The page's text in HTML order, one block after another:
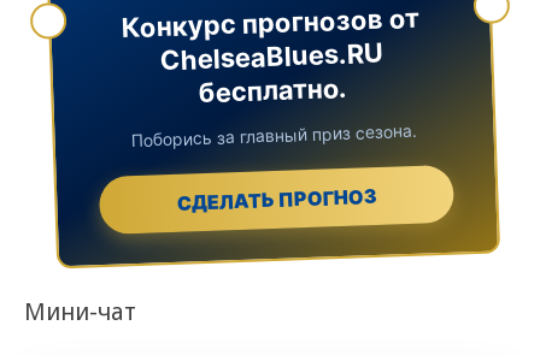
Конкурс прогнозов от
ChelseaBlues.RU
бесплатно.
Поборись за главный приз сезона.
СДЕЛАТЬ ПРОГНОЗ
Мини-чат